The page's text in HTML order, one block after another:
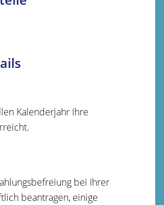
Kalenderjahr Ihre
bei Ihrer
beantragen, einige